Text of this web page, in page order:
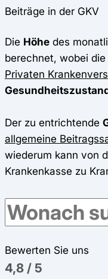
Beiträge in der GKV
Die Höhe des
berechnet, wobei
Privaten
Der zu entrichtende
allgemeine
wiederum kann von
Krankenkasse zu
Bewerten Sie uns
4,8 / 5